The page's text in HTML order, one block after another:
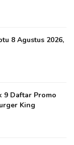
8 Agustus 2026,
9 Daftar Promo
King